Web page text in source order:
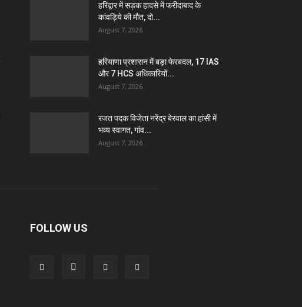
हरिद्वार में सड़क हादसे में फरीदाबाद के
कांवड़िये की मौत, दो...
August 7, 2026
हरियाणा प्रशासन में बड़ा फेरबदल, 17 IAS
और 7 HCS अधिकारियों...
August 7, 2026
रजत पदक विजेता नरेंद्र बेरवाल का हांसी में
भव्य स्वागत, गांव...
August 7, 2026
FOLLOW US